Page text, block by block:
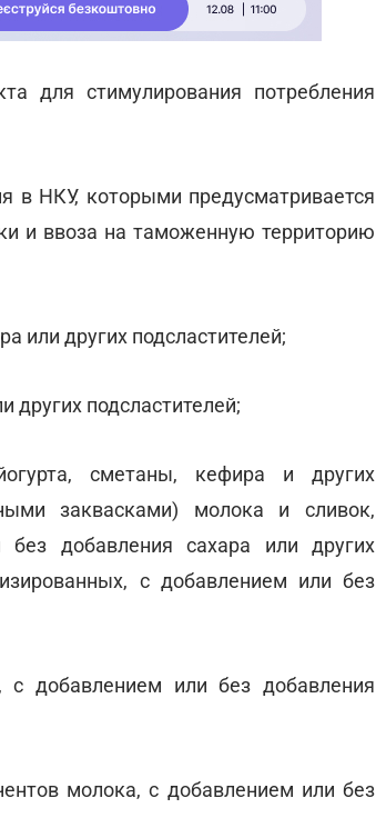
для стимулирования потребления
в НКУ, которыми предусматривается
и ввоза на таможенную территорию
или других подсластителей;
других подсластителей;
сметаны, кефира и других
заквасками) молока и сливок,
добавления сахара или других
с добавлением или без
с добавлением или без добавления
молока, с добавлением или без